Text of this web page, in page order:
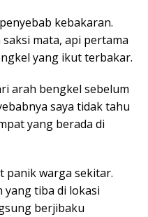
kebakaran.
mata, api pertama
yang ikut terbakar.
arah bengkel sebelum
saya tidak tahu
yang berada di
panik warga sekitar.
yang tiba di lokasi
berjibaku